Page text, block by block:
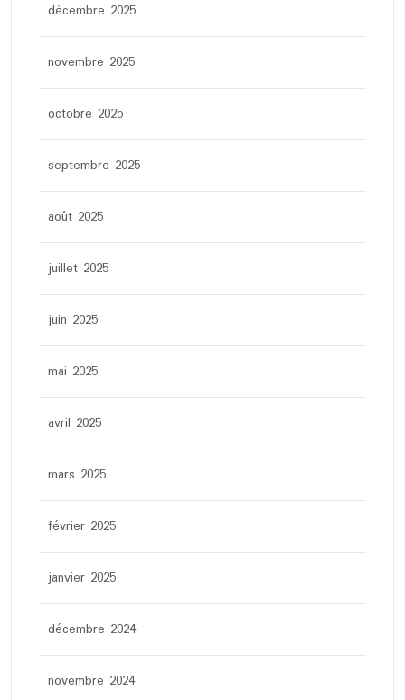
décembre 2025
novembre 2025
octobre 2025
septembre 2025
août 2025
juillet 2025
juin 2025
mai 2025
avril 2025
mars 2025
février 2025
janvier 2025
décembre 2024
novembre 2024